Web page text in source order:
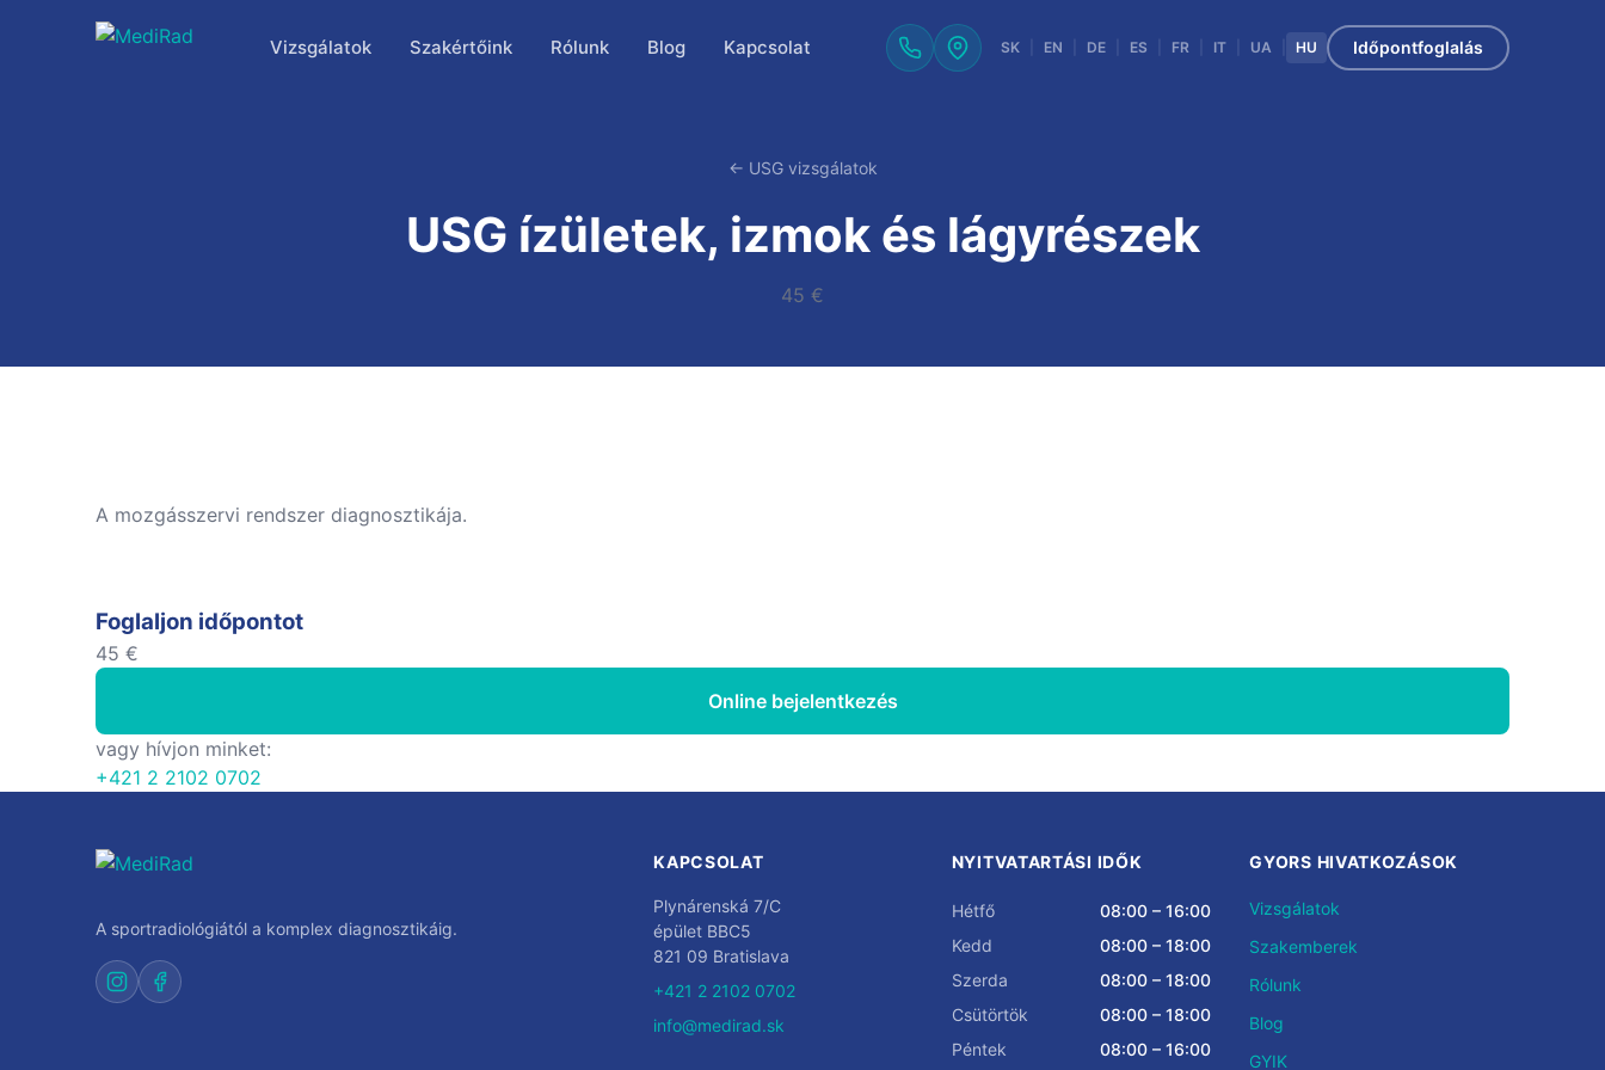
Vizsgálatok Szakértőink Rólunk Blog Kapcsolat SK EN DE ES FR IT UA HU Időpontfoglalás
← USG vizsgálatok
USG ízületek, izmok és lágyrészek
45 €
A mozgásszervi rendszer diagnosztikája.
Foglaljon időpontot
45 €
Online bejelentkezés
vagy hívjon minket:
+421 2 2102 0702
A sportradiológiától a komplex diagnosztikáig.
KAPCSOLAT
Plynárenská 7/C
épület BBC5
821 09 Bratislava
+421 2 2102 0702
info@medirad.sk
NYITVATARTÁSI IDŐK
Hétfő
08:00 – 16:00
Kedd
08:00 – 18:00
Szerda
08:00 – 18:00
Csütörtök
08:00 – 18:00
Péntek
08:00 – 16:00
GYORS HIVATKOZÁSOK
Vizsgálatok
Szakemberek
Rólunk
Blog
GYIK